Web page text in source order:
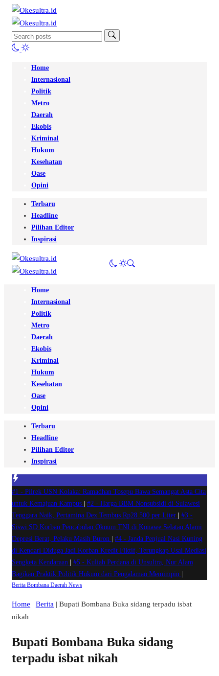
Home
Internasional
Politik
Metro
Daerah
Ekobis
Kriminal
Hukum
Kesehatan
Oase
Opini
Terbaru
Headline
Pilihan Editor
Inspirasi
Home
Internasional
Politik
Metro
Daerah
Ekobis
Kriminal
Hukum
Kesehatan
Oase
Opini
Terbaru
Headline
Pilihan Editor
Inspirasi
#1 - Pilrek USN Kolaka: Ramadhan Tosepu Bawa Semangat Asta Cita
untuk Kemajuan Kampus
#2 - Harga BBM Nonsubsidi di Sulawesi
Tenggara Naik, Pertamina Dex Tembus Rp28.500 per Liter
#3 -
Siswi SD Korban Pencabulan Oknum TNI di Konawe Selatan Alami
Depresi Berat, Pelaku Masih Buron
#4 - Janda Penjual Nasi Kuning
di Kendari Diduga Jadi Korban Kredit Fiktif, Terungkap Usai Mediasi
Sengketa Kendaraan
#5 - Kuliah Perdana di Unsultra, Nur Alam
Bagikan Praktik Politik Hukum dari Pengalaman Memimpin
Berita Bombana Daerah News
Home | Berita | Bupati Bombana Buka sidang terpadu isbat
nikah
Bupati Bombana Buka sidang
terpadu isbat nikah